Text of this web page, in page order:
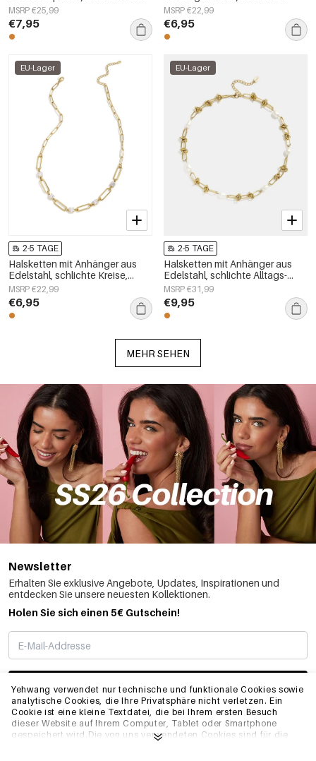
Yehwang verwendet nur technische und funktionale Cookies sowie
analytische Cookies, die Ihre Privatsphäre nicht verletzen. Ein
Cookie ist eine kleine Textdatei, die bei Ihrem ersten Besuch
dieser Website auf Ihrem Computer, Tablet oder Smartphone
gespeichert wird.Die von uns verwendeten Cookies sind für die
schlichte und elegante
Damenschmuckserie
MSRP €25,99
€7,95
Alltags-Serie, Damenschmuck
MSRP €22,99
€6,95
EU-Lager
2-5 TAGE
Halsketten mit Anhänger aus
Edelstahl, schlichte Kreise,
Alltagsschmuck-Serie,
Damenschmuck
MSRP €22,99
€6,95
EU-Lager
2-5 TAGE
Halsketten mit Anhänger aus
Edelstahl, schlichte Alltags-
Serie, Damenschmuck
MSRP €31,99
€9,95
MEHR SEHEN
Newsletter
Erhalten Sie exklusive Angebote, Updates, Inspirationen und
entdecken Sie unsere neuesten Kollektionen.
Holen Sie sich einen 5€ Gutschein!
ABONNIEREN
INFO